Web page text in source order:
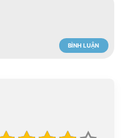
BÌNH LUẬN